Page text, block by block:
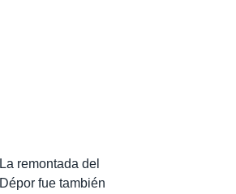
La remontada del
Dépor fue también